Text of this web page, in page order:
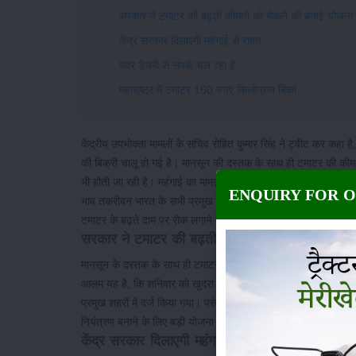
सरकार ने टमाटर की बढ़ती कीमतों को रोकने की बनाई योजना
केंद्र सरकार दिलाएगी महंगाई से राहत
मदर डेयरी से संपर्क चल रहा है
महाराष्ट्र में टमाटर 150 रुपए किलोग्राम बिका
केंद्रीय उपभोक्ता मामलों के सचिव रोहित कुमार सिंह ने ट्वीट कर
की बिक्री चालू हो गई है। मानसून की दस्तक के साथ ही टमाटर की
भी होती जा रही है। महंगाई का मामला यह है, कि सोमवार को खुदरा
भाव तकरीबन भारत के सभी प्रमुख शहरों में दर्ज किया गया। परंतु,
टमाटर के बढ़ते दाम पर रोक लगाने के लिए बड़ी योजना बनाई है। अब
सरकार ने टमाटर की बढ़ती कीमतों को रोकने की बनाई
मानसून के दस्तक के साथ ही टमाटर की कीमतों में इजाफा शुरू हुआ था,
आलम यह है, कि शनिवार को खुदरा बाजार में टमाटर का भाव 250 रुपये
प्रमुख शहरों में दर्ज किया गया। परंतु, फिलहाल आम जनता को टमाटर
नियंत्रण बनाने के लिए बड़ी योजना बनाई है। फिलहाल, लोग कम
ENQUIRY FOR